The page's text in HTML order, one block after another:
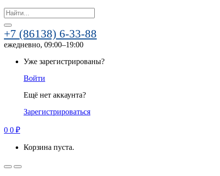
Search
for:
+7 (86138) 6-33-88
ежедневно, 09:00–19:00
Уже зарегистрированы?
Войти
Ещё нет аккаунта?
Зарегистрироваться
0 0 ₽
Корзина пуста.